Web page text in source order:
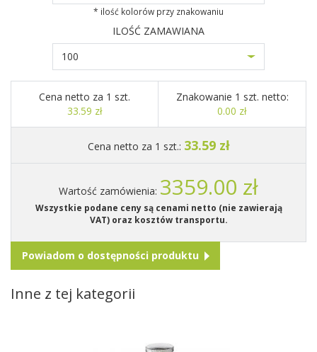
* ilość kolorów przy znakowaniu
ILOŚĆ ZAMAWIANA
100
Cena netto za 1 szt.
33.59 zł
Znakowanie 1 szt. netto:
0.00 zł
Cena netto za 1 szt.: 33.59 zł
Wartość zamówienia: 3359.00 zł
Wszystkie podane ceny są cenami netto (nie zawierają
VAT) oraz kosztów transportu.
Powiadom o dostępności produktu
Inne z tej kategorii